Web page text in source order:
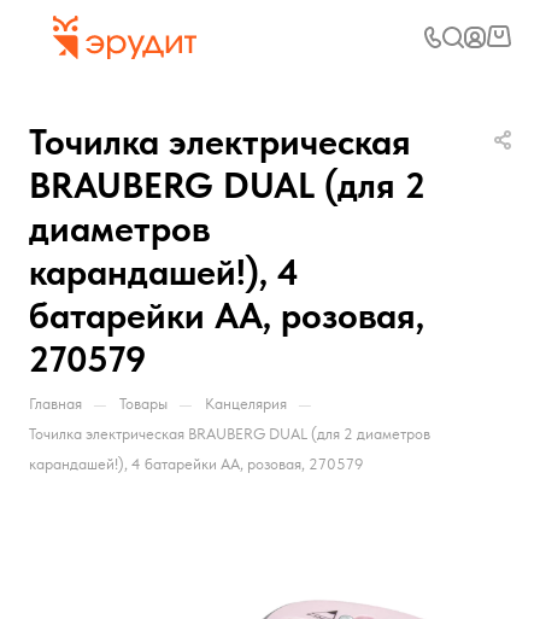
Точилка электрическая
BRAUBERG DUAL (для 2
диаметров
карандашей!), 4
батарейки АА, розовая,
270579
Главная — Товары — Канцелярия —
Точилка электрическая BRAUBERG DUAL (для 2 диаметров
карандашей!), 4 батарейки АА, розовая, 270579